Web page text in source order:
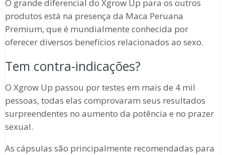
O grande diferencial do Xgrow Up para os outros
produtos está na presença da Maca Peruana
Premium, que é mundialmente conhecida por
oferecer diversos benefícios relacionados ao sexo.
Tem contra-indicações?
O Xgrow Up passou por testes em mais de 4 mil
pessoas, todas elas comprovaram seus resultados
surpreendentes no aumento da potência e no prazer
sexual.
As cápsulas são principalmente recomendadas para